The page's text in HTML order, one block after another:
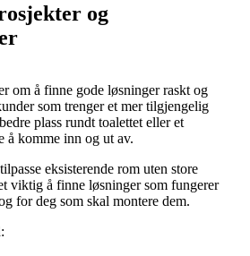
og
om å finne gode løsninger raskt og
som trenger et mer tilgjengelig
plass rundt toalettet eller et
å komme inn og ut av.
eksisterende rom uten store
viktig å finne løsninger som fungerer
for deg som skal montere dem.